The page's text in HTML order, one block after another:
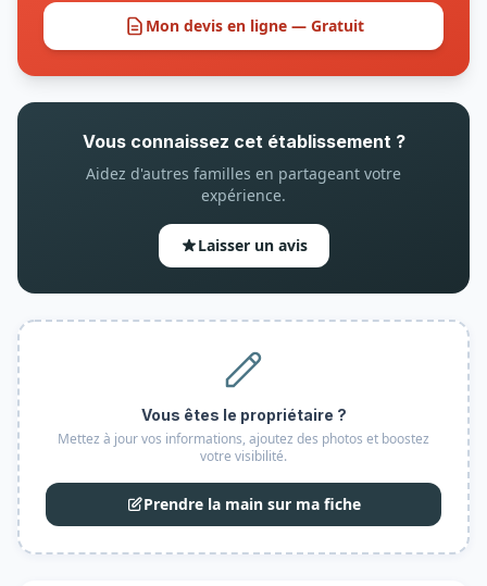
Mon devis en ligne — Gratuit
Vous connaissez cet établissement ?
Aidez d'autres familles en partageant votre
expérience.
Laisser un avis
Vous êtes le propriétaire ?
Mettez à jour vos informations, ajoutez des photos et boostez
votre visibilité.
Prendre la main sur ma fiche